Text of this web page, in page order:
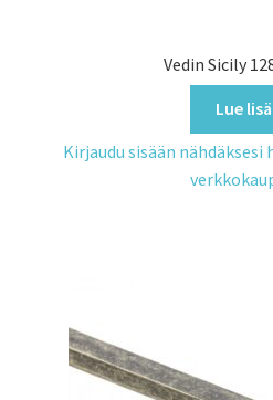
Vedin Sicily
Lue
Kirjaudu sisään